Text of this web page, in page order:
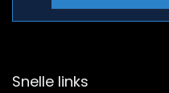
Snelle links